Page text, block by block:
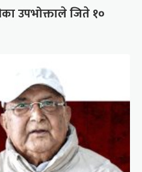
उपभोक्ताले जिते १०